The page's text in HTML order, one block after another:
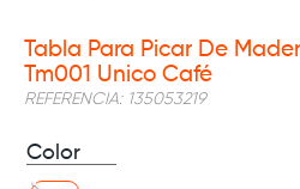
Tabla Para Picar De
Tm001 Unico Café
REFERENCIA: 135053219
Color